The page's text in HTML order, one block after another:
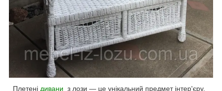
Плетені дивани з лози — це унікальний предмет інтер'єру,